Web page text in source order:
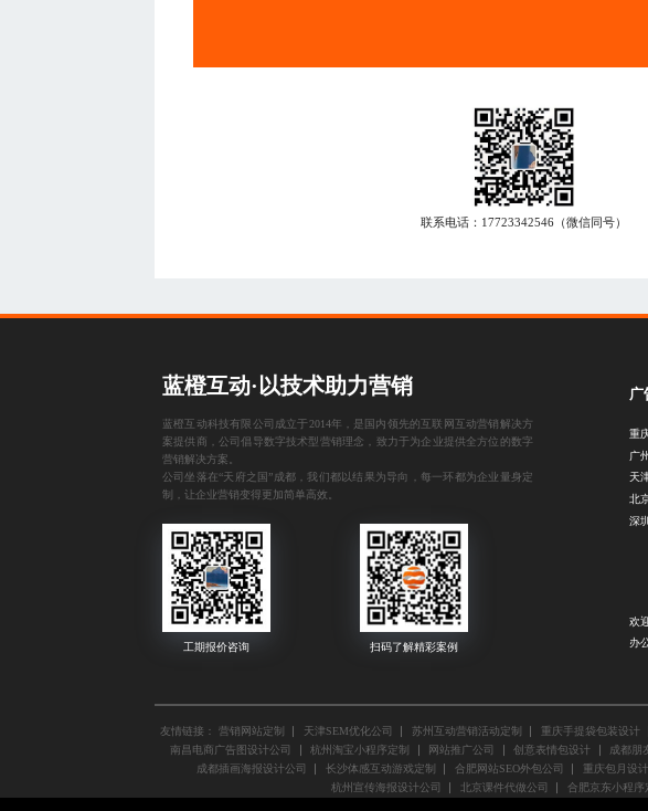
联系电话： 17723342546 （微信同号）
蓝橙互动·以技术助力营销
蓝橙互动科技有限公司成立于2014年，是国内领先的互联网互动营销解决方
案提供商，公司倡导数字技术型营销理念，致力于为企业提供全方位的数字
营销解决方案。
公司坐落在“天府之国”成都，我们都以结果为导向，每一环都为企业量身定
制，让企业营销变得更加简单高效。
广
重
广
天
北
深
欢
办
友情链接： 营销网站定制 天津SEM优化公司 苏州互动营销活动定制 重庆手提袋包装设计
南昌电商广告图设计公司
杭州淘宝小程序定制 网站推广公司 创意表情包设计 成都朋
成都插画海报设计公司
长沙体感互动游戏定制 合肥网站SEO外包公司 重庆包月设
杭州宣传海报设计公司
北京课件代做公司 合肥京东小程序